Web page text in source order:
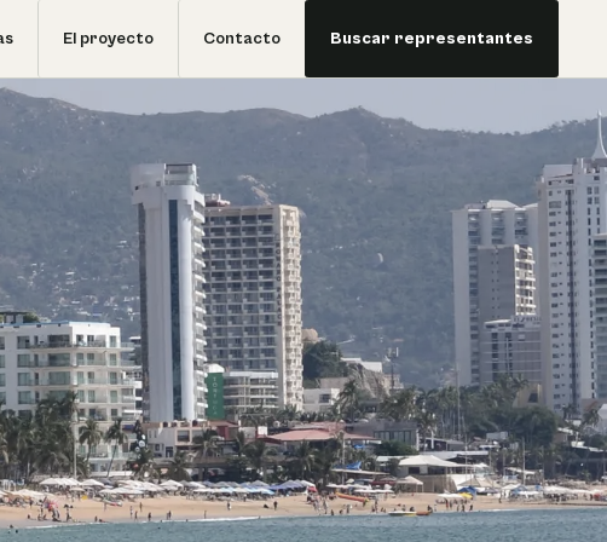
El proyecto Contacto Buscar representantes